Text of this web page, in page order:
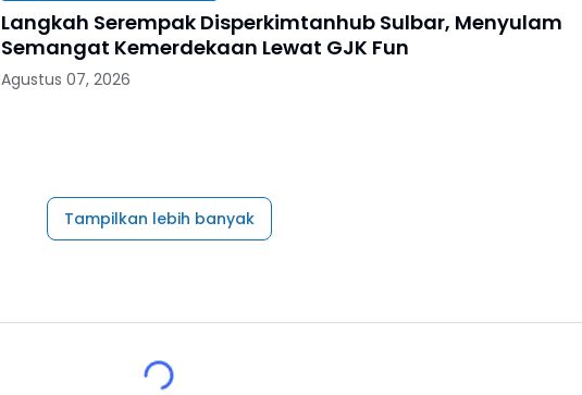
Langkah Serempak Disperkimtanhub Sulbar, Menyulam
Semangat Kemerdekaan Lewat GJK Fun
Agustus 07, 2026
Tampilkan lebih banyak